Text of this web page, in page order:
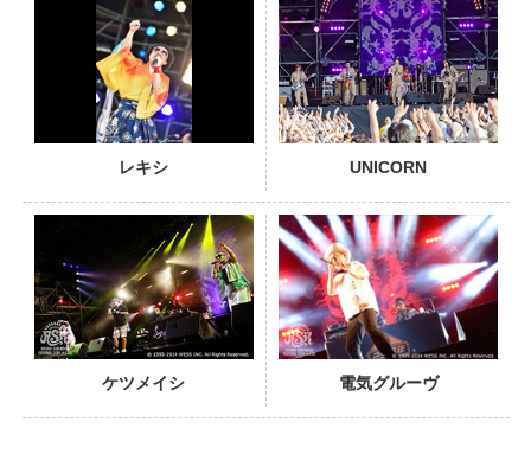
レキシ UNICORN
PHOTO
ケツメイシ 電気グルーヴ